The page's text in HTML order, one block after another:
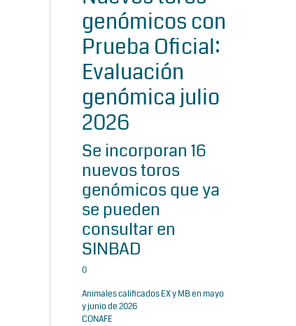
genómicos con
Prueba Oficial:
Evaluación
genómica julio
2026
Se incorporan 16
nuevos toros
genómicos que ya
se pueden
consultar en
SINBAD
0
Animales calificados EX y MB en mayo
y junio de 2026
CONAFE